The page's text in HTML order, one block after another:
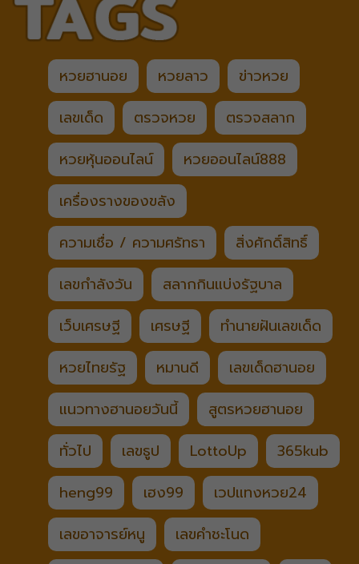
หวยฮานอย หวยลาว
ข่าวหวย
เลขเด็ด
ตรวจหวย
ตรวจสลาก
หวยหุ้นออนไลน์
หวยออนไลน์888
เครื่องรางของขลัง
ความเชื่อ / ความศรัทธา
สิ่งศักดิ์สิทธิ์
เลขกำลังวัน
สลากกินแบ่งรัฐบาล
เว็บเศรษฐี
เศรษฐี
ทำนายฝันเลขเด็ด
หวยไทยรัฐ
หมานดี
เลขเด็ดฮานอย
แนวทางฮานอยวันนี้
สูตรหวยฮานอย
ทั่วไป
เลขธูป LottoUp
365kub
heng99
เฮง99
เวปแทงหวย24
เลขอาจารย์หนู
เลขคำชะโนด